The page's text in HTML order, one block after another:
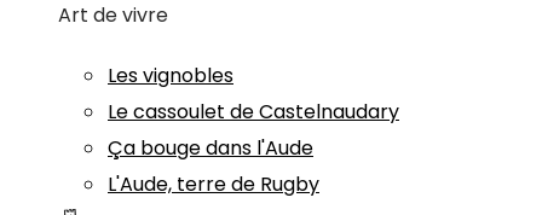
Art de vivre
Les vignobles
Le cassoulet de Castelnaudary
Ça bouge dans l'Aude
L'Aude, terre de Rugby